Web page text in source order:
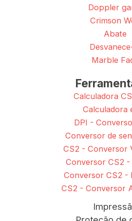
Doppler
Crimson
Abate
Marble
Calculadora
Calculadora
DPI -
Conversor de
CS2 - Conversor
Conversor CS2 -
Conversor CS2 -
CS2 - Conversor